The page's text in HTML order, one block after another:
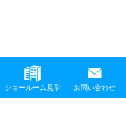
ショールーム見学 お問い合わせ